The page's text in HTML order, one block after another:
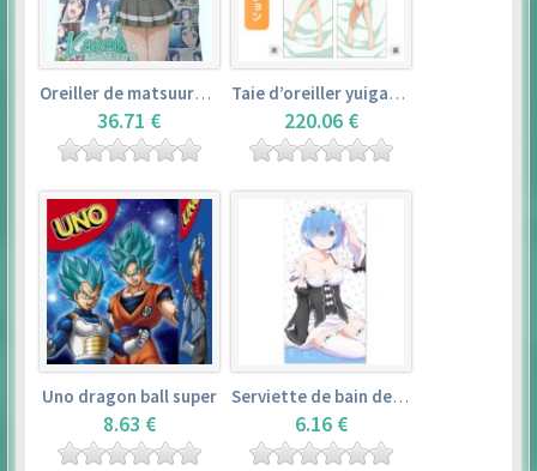
Oreiller de matsuura kanan (35cm×53cm) – love live! sunshine!!
36.71 €
Taie d’oreiller yuigahama yui (50cm×150cm) – yahari ore no seishun love comedy wa machigatteiru. zoku
220.06 €
Uno dragon ball super
8.63 €
Serviette de bain de rem (120×60cm) – re:zero kara hajimeru isekai seikatsu
6.16 €